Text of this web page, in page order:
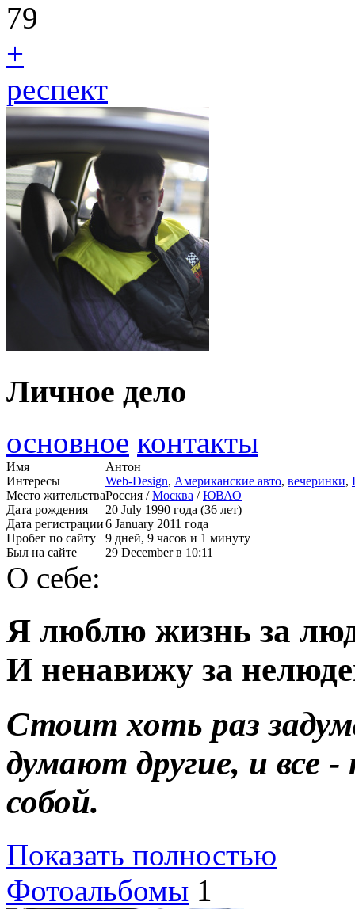
79
+
респект
Личное дело
основное контакты
Имя
Антон
Интересы
Web-Design, Американские авто, вечеринки,
Место жительстваРоссия /Москва /ЮВАО
Дата рождения
20 July 1990 года (36 лет)
Дата регистрации6 January 2011 года
Пробег по сайту
9 дней, 9 часов и 1 минуту
Был на сайте
29 December в 10:11
О себе:
Я люблю жизнь за
И ненавижу за
Стоит хоть раз
думают другие, и все
собой.
Показать полностью
Фотоальбомы 1